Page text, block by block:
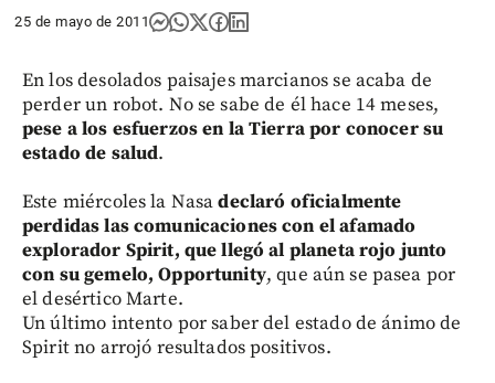
25 de mayo de 2011
En los desolados paisajes marcianos se acaba de
perder un robot. No se sabe de él hace 14 meses,
pese a los esfuerzos en la Tierra por conocer su
estado de salud.
Este miércoles la Nasadeclaró oficialmente
perdidas las comunicaciones con el afamado
explorador Spirit, que llegó al planeta rojo junto
con su gemelo, Opportunity, que aún se pasea por
el desértico Marte.
Un último intento por saber del estado de ánimo de
Spirit no arrojó resultados positivos.